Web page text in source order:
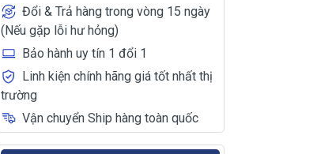
Đổi & Trả hàng trong vòng 15 ngày
(Nếu gặp lỗi hư hỏng)
Bảo hành uy tín 1 đổi 1
Linh kiện chính hãng giá tốt nhất thị
trường
Vận chuyển Ship hàng toàn quốc